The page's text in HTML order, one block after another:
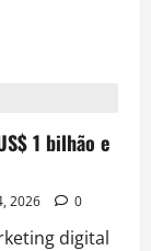
1 bilhão e
2026 0
digital